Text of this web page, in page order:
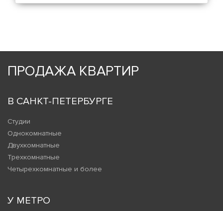
ПРОДАЖА КВАРТИР
В САНКТ-ПЕТЕРБУРГЕ
Студии
Однокомнатные
Двухкомнатные
Трехкомнатные
Четырехкомнатные и более
У МЕТРО